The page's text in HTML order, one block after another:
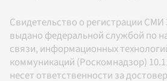
Свидетельство о регистрации
выдано федеральной службой по
связи, информационных
коммуникаций (Роскомнадзор)
несет ответственности за